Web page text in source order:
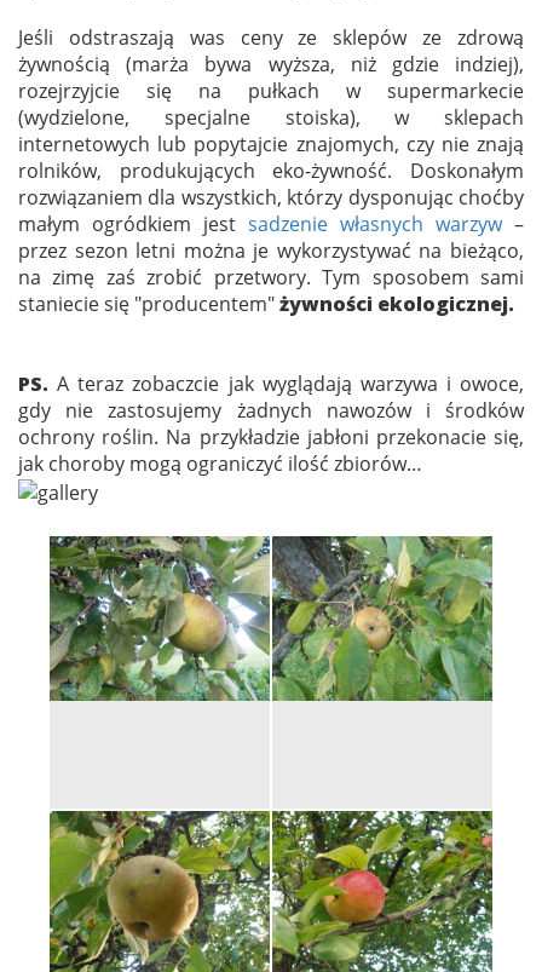
Jeśli odstraszają was ceny ze sklepów ze zdrową
żywnością (marża bywa wyższa, niż gdzie indziej),
rozejrzyjcie się na pułkach w supermarkecie
(wydzielone, specjalne stoiska), w sklepach
internetowych lub popytajcie znajomych, czy nie znają
rolników, produkujących eko-żywność. Doskonałym
rozwiązaniem dla wszystkich, którzy dysponując choćby
małym ogródkiem jest sadzenie własnych warzyw–
przez sezon letni można je wykorzystywać na bieżąco,
na zimę zaś zrobić przetwory. Tym sposobem sami
staniecie się "producentem"żywności ekologicznej.
PS.A teraz zobaczcie jak wyglądają warzywa i owoce,
gdy nie zastosujemy żadnych nawozów i środków
ochrony roślin. Na przykładzie jabłoni przekonacie się,
jak choroby mogą ograniczyć ilość zbiorów…